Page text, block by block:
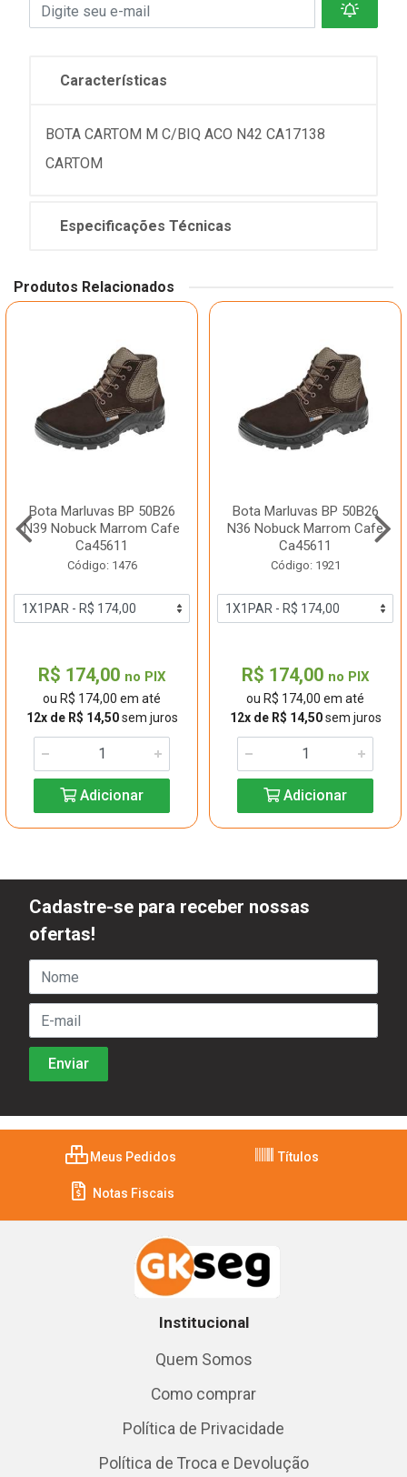
Características
BOTA CARTOM M C/BIQ ACO N42 CA17138
CARTOM
Especificações Técnicas
Produtos Relacionados
Bota Marluvas BP 50B26
N39 Nobuck Marrom Cafe
Ca45611
Código: 1476
R$ 174,00 no PIX
ou R$ 174,00 em até
12x de R$ 14,50sem juros
Adicionar
Bota Marluvas BP 50B26
N36 Nobuck Marrom Cafe
Ca45611
Código: 1921
R$ 174,00 no PIX
ou R$ 174,00 em até
12x de R$ 14,50sem juros
Adicionar
Cadastre-se para receber nossas
ofertas!
Meus Pedidos Títulos
Notas Fiscais
Institucional
Quem Somos
Como comprar
Política de Privacidade
Política de Troca e Devolução